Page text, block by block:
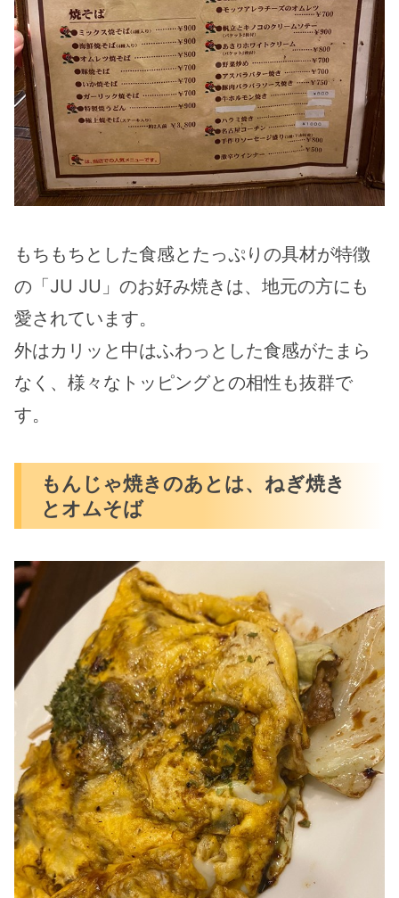
もちもちとした食感とたっぷりの具材が特徴
の「JU JU」のお好み焼きは、地元の方にも
愛されています。
外はカリッと中はふわっとした食感がたまら
なく、様々なトッピングとの相性も抜群で
す。
もんじゃ焼きのあとは、ねぎ焼き
とオムそば